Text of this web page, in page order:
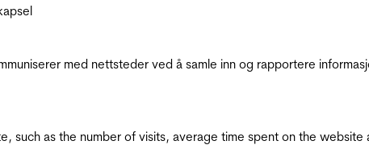
med nettsteder ved å samle inn og rapportere
such as the number of visits, average time spent on the